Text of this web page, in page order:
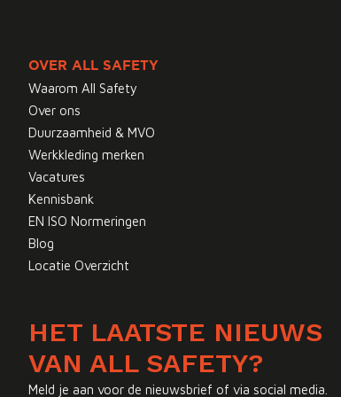
OVER ALL SAFETY
Waarom All Safety
Over ons
Duurzaamheid & MVO
Werkkleding merken
Vacatures
Kennisbank
EN ISO Normeringen
Blog
Locatie Overzicht
HET LAATSTE NIEUWS
VAN ALL SAFETY?
Meld je aan voor de nieuwsbrief of via social media.